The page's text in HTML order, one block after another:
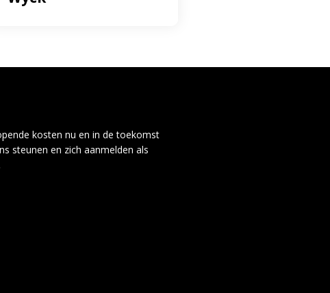
kosten nu en in de toekomst
steunen en zich aanmelden als